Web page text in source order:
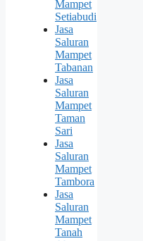
Mampet
Setiabudi
Jasa
Saluran
Mampet
Tabanan
Jasa
Saluran
Mampet
Taman
Sari
Jasa
Saluran
Mampet
Tambora
Jasa
Saluran
Mampet
Tanah